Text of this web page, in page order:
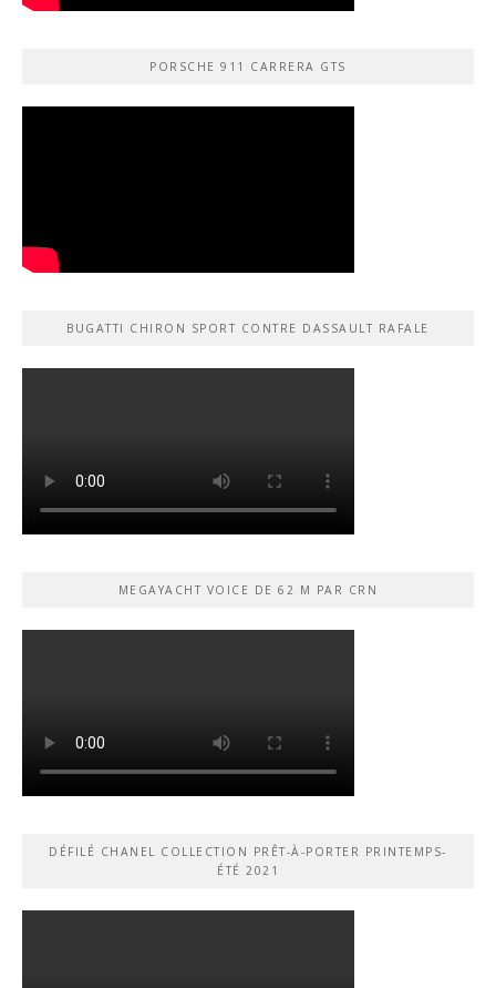
PORSCHE 911 CARRERA GTS
BUGATTI CHIRON SPORT CONTRE DASSAULT RAFALE
MEGAYACHT VOICE DE 62 M PAR CRN
DÉFILÉ CHANEL COLLECTION PRÊT-À-PORTER PRINTEMPS-
ÉTÉ 2021